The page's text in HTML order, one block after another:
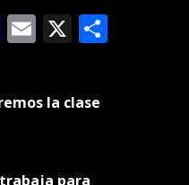
Google
Email
X
la clase
trabaja para